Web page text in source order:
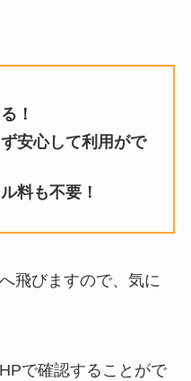
！
安心して利用がで
料も不要！
飛びますので、気に
で確認することがで